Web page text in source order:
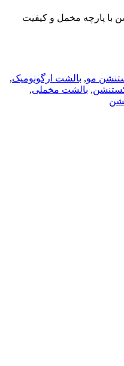
پارچه مخمل و کیفیت
مو, بالشت ارگونومیک,
, بالشت مخملی,